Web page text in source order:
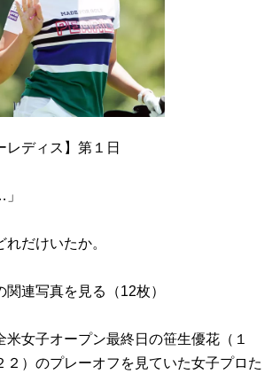
レディス】第１日
だけいたか。
関連写真を見る（12枚）
女子オープン最終日の笹生優花（１
２）のプレーオフを見ていた女子プロた